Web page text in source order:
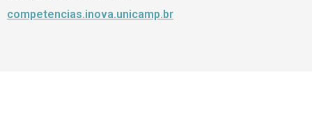
competencias.inova.unicamp.br